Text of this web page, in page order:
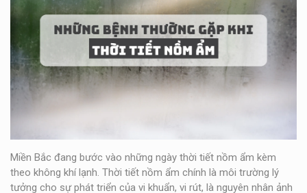
Miền Bắc đang bước vào những ngày thời tiết nồm ẩm kèm
theo không khí lạnh. Thời tiết nồm ẩm chính là môi trường lý
tưởng cho sự phát triển của vi khuẩn, vi rút, là nguyên nhân ảnh